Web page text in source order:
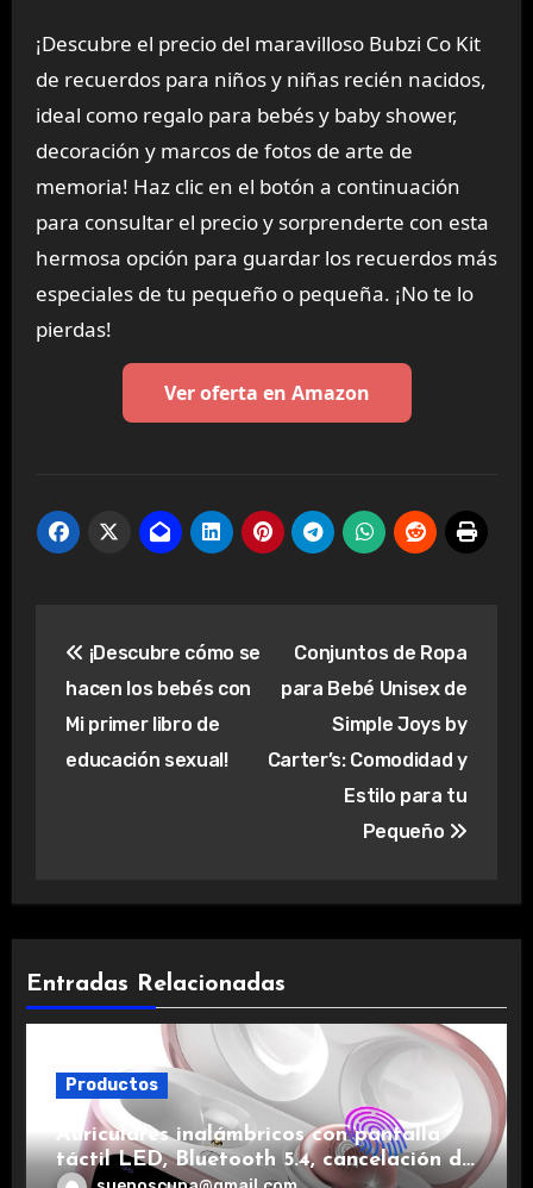
¡Descubre el precio del maravilloso Bubzi Co Kit
de recuerdos para niños y niñas recién nacidos,
ideal como regalo para bebés y baby shower,
decoración y marcos de fotos de arte de
memoria! Haz clic en el botón a continuación
para consultar el precio y sorprenderte con esta
hermosa opción para guardar los recuerdos más
especiales de tu pequeño o pequeña. ¡No te lo
pierdas!
Ver oferta en Amazon
de
entradas
¡Descubre cómo se
hacen los bebés con
Mi primer libro de
educación sexual!
Conjuntos de Ropa
para Bebé Unisex de
Simple Joys by
Carter’s: Comodidad y
Estilo para tu
Pequeño
Entradas Relacionadas
Productos
Auriculares inalámbricos con pantalla
táctil LED, Bluetooth 5.4, cancelación de